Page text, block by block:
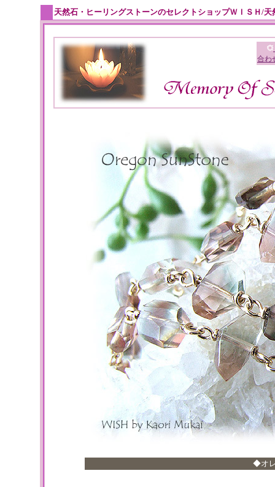
天然石・ヒーリングストーンのセレクトショップＷＩＳＨ/
合わ
◆オ